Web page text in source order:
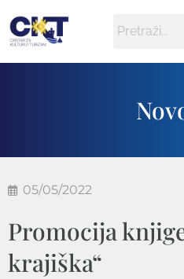
05/05/2022
Promocija
krajiška“